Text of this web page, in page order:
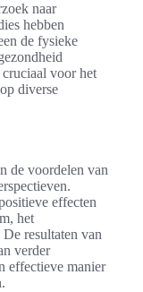
naar
hebben
de fysieke
voor het
diverse
de voordelen van
effecten
het
resultaten van
verder
effectieve manier